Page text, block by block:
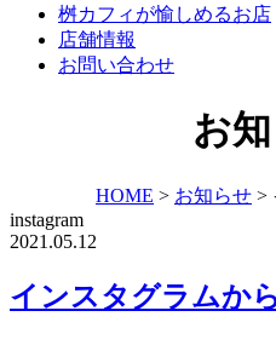
桝カフィが愉しめるお店
店舗情報
お問い合わせ
お
HOME > お知らせ >
instagram
2021.05.12
インスタグラムか